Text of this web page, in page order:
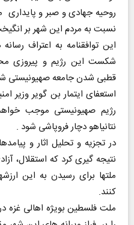
روحیه جهادی و صبر و پایداری
نسبت به مردم این شهر بر
این توافقنامه به اعتراف
شکست این رژیم و پیروزی
قطبی شدن جامعه صهیونیستی
استعفای ایتمار بن گویر وزیر
رژیم صهیونیستی موجب خواهد
نتانیاهو دچار فروپاشی شود .
در تجزیه و تحلیل اثار و
نتیجه گیری کرد که استقلال،
ملتها برای رسیدن به این
کنند.
ملت فلسطین بویژه اهالی غزه